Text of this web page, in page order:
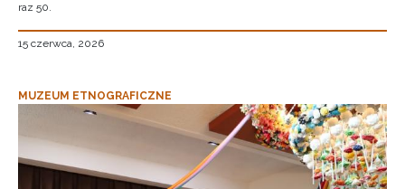
raz 50.
15 czerwca, 2026
MUZEUM ETNOGRAFICZNE